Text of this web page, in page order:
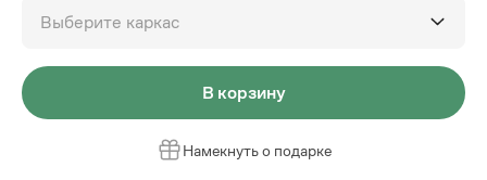
Выберите каркас
В корзину
Намекнуть о подарке